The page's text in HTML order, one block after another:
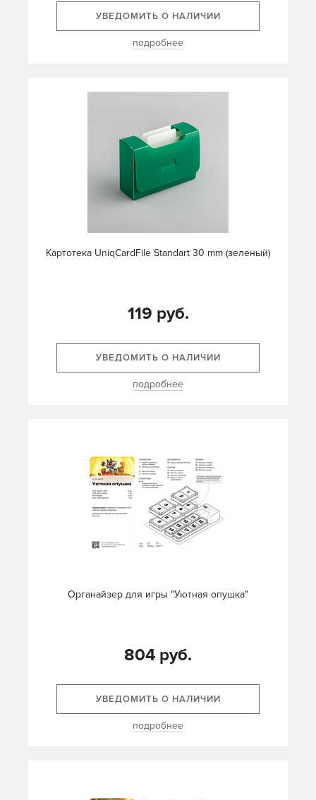
УВЕДОМИТЬ О НАЛИЧИИ
подробнее
Картотека UniqCardFile Standart 30 mm (зеленый)
119 руб.
УВЕДОМИТЬ О НАЛИЧИИ
подробнее
Органайзер для игры "Уютная опушка"
804 руб.
УВЕДОМИТЬ О НАЛИЧИИ
подробнее